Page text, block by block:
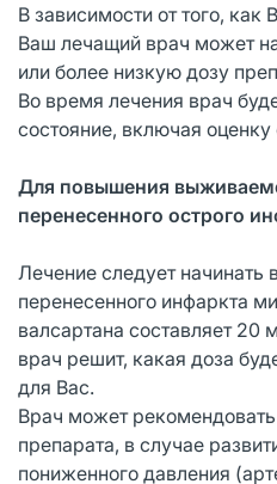
В зависимости от того, как
Ваш лечащий врач может
или более низкую дозу
Во время лечения врач
состояние, включая
Для повышения
перенесенного острого
Лечение следует начинать
перенесенного инфаркта
валсартана составляет 20
врач решит, какая доза
для Вас.
Врач может
препарата, в случае
пониженного давления